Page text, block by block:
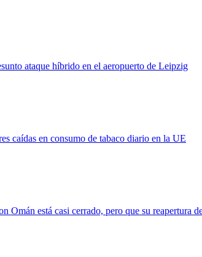
ataque híbrido en el aeropuerto de Leipzig
caídas en consumo de tabaco diario en la UE
Omán está casi cerrado, pero que su reapertura